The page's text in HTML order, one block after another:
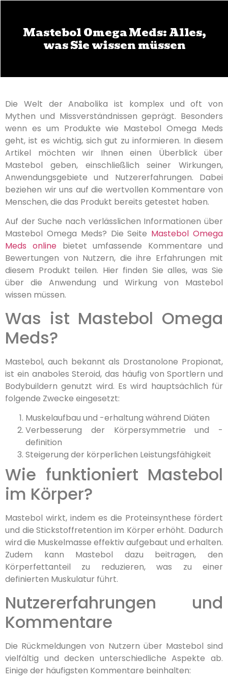
Mastebol Omega Meds: Alles,
was Sie wissen müssen
Die Welt der Anabolika ist komplex und oft von
Mythen und Missverständnissen geprägt. Besonders
wenn es um Produkte wie Mastebol Omega Meds
geht, ist es wichtig, sich gut zu informieren. In diesem
Artikel möchten wir Ihnen einen Überblick über
Mastebol geben, einschließlich seiner Wirkungen,
Anwendungsgebiete und Nutzererfahrungen. Dabei
beziehen wir uns auf die wertvollen Kommentare von
Menschen, die das Produkt bereits getestet haben.
Auf der Suche nach verlässlichen Informationen über
Mastebol Omega Meds? Die Seite Mastebol Omega
Meds onlinebietet umfassende Kommentare und
Bewertungen von Nutzern, die ihre Erfahrungen mit
diesem Produkt teilen. Hier finden Sie alles, was Sie
über die Anwendung und Wirkung von Mastebol
wissen müssen.
Was ist Mastebol Omega
Meds?
Mastebol, auch bekannt als Drostanolone Propionat,
ist ein anaboles Steroid, das häufig von Sportlern und
Bodybuildern genutzt wird. Es wird hauptsächlich für
folgende Zwecke eingesetzt:
Muskelaufbau und -erhaltung während Diäten
Verbesserung der Körpersymmetrie und -
definition
Steigerung der körperlichen Leistungsfähigkeit
Wie funktioniert Mastebol
im Körper?
Mastebol wirkt, indem es die Proteinsynthese fördert
und die Stickstoffretention im Körper erhöht. Dadurch
wird die Muskelmasse effektiv aufgebaut und erhalten.
Zudem kann Mastebol dazu beitragen, den
Körperfettanteil zu reduzieren, was zu einer
definierten Muskulatur führt.
Nutzererfahrungen und
Kommentare
Die Rückmeldungen von Nutzern über Mastebol sind
vielfältig und decken unterschiedliche Aspekte ab.
Einige der häufigsten Kommentare beinhalten: